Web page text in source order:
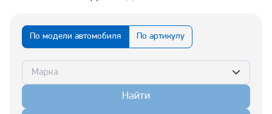
По модели автомобиля По артикулу
Марка
Найти